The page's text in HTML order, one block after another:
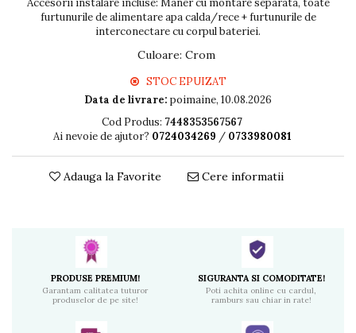
furtunurile de alimentare apa calda/rece + furtunurile de
interconectare cu corpul bateriei.
Culoare: Crom
STOC EPUIZAT
Data de livrare: poimaine, 10.08.2026
Cod Produs: 7448353567567
Ai nevoie de ajutor? 0724034269 / 0733980081
Adauga la Favorite Cere informatii
PRODUSE PREMIUM!
Garantam calitatea tuturor
produselor de pe site!
SIGURANTA SI COMODITATE!
Poti achita online cu cardul,
ramburs sau chiar in rate!